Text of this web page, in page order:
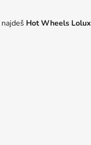
najdeš Hot Wheels Lolux